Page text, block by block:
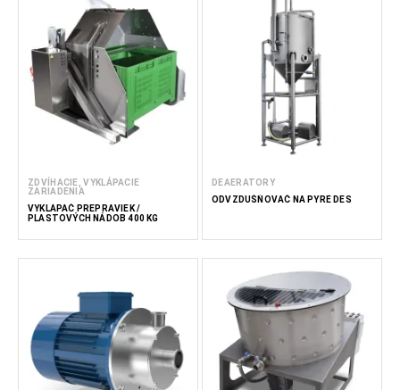
ZDVÍHACIE, VYKLÁPACIE
ZARIADENIA
VYKLÁPAČ PREPRAVIEK /
PLASTOVÝCH NÁDOB 400 KG
DEAERATORY
ODVZDUŠŇOVAČ NA PYRÉ DES